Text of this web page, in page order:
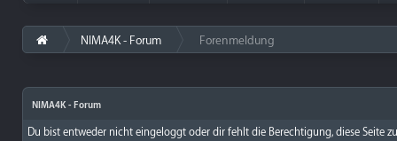
NIMA4K - Forum Forenmeldung
NIMA4K - Forum
Du bist entweder nicht eingeloggt oder dir fehlt die Berechtigung, diese Seite